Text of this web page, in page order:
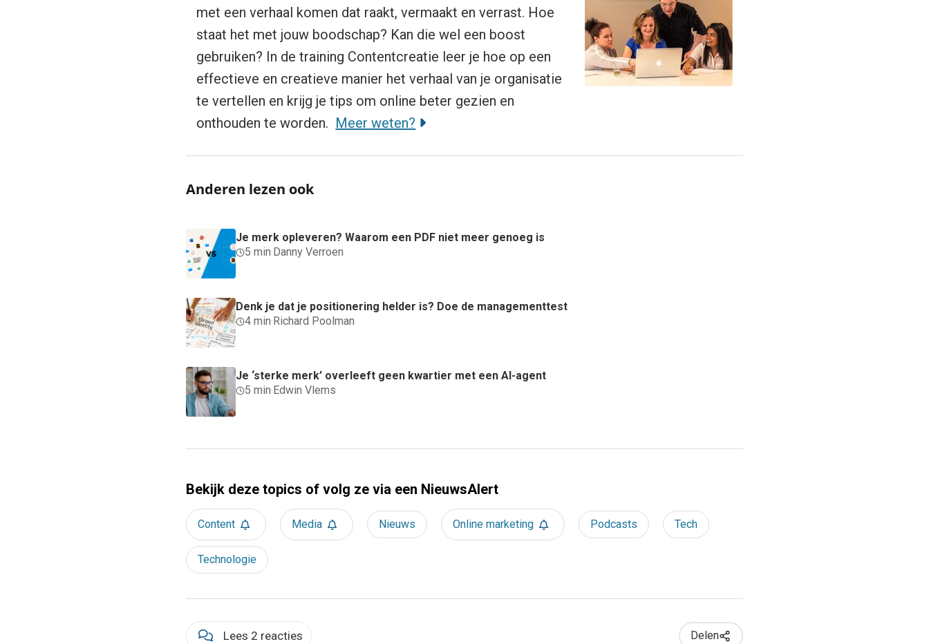
met een verhaal komen dat raakt, vermaakt en verrast. Hoe
staat het met jouw boodschap? Kan die wel een boost
gebruiken? In de training Contentcreatie leer je hoe op een
effectieve en creatieve manier het verhaal van je organisatie
te vertellen en krijg je tips om online beter gezien en
onthouden te worden. Meer weten?
Anderen lezen ook
Je merk opleveren? Waarom een PDF niet meer genoeg is
5 min·Danny Verroen
Denk je dat je positionering helder is? Doe de managementtest
4 min·Richard Poolman
Je ‘sterke merk’ overleeft geen kwartier met een AI-agent
5 min·Edwin Vlems
Bekijk deze topics of volg ze via een NieuwsAlert
Content Media Nieuws Online marketing Podcasts Tech
Technologie
Lees 2 reacties Delen